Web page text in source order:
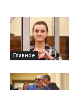
Главное